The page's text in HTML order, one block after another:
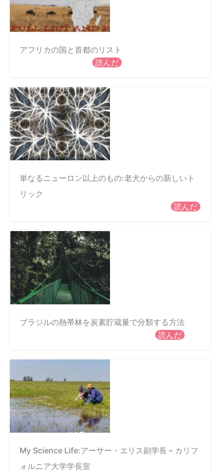
アフリカの国と首都のリスト
読んだ
単なるニューロン以上のもの:老犬からの新しいト
リック
読んだ
ブラジルの熱帯林を炭素貯蔵量で分類する方法
読んだ
My Science Life:アーサー・エリス副学長 – カリフ
ォルニア大学学長室